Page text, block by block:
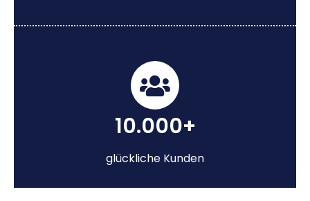
10.000+
glückliche Kunden